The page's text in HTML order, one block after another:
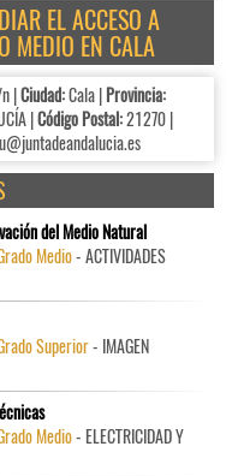
EL ACCESO A
MEDIO EN CALA
|Ciudad:Cala |Provincia:
|Código Postal:21270 |
del Medio Natural
Medio- ACTIVIDADES
Superior- IMAGEN
Medio- ELECTRICIDAD Y